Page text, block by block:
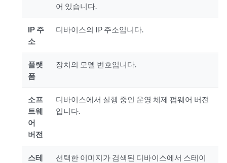
어 있습니다.
IP 주
소
디바이스의 IP 주소입니다.
플랫
폼
장치의 모델 번호입니다.
소프
트웨
어
버전
디바이스에서 실행 중인 운영 체제 펌웨어 버전
입니다.
스테
선택한 이미지가 검색된 디바이스에서 스테이